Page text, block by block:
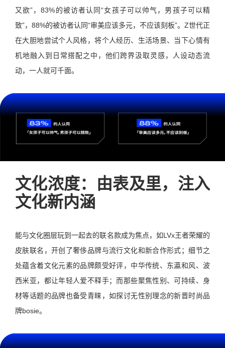
又欲”，83%的被访者认同“女孩子可以帅气，男孩子可以精
致”，88%的被访者认同“审美应该多元，不应该刻板”。Z世代正
在大胆地尝试个人风格，将个人经历、生活场景、当下心情有
机地融入到日常搭配之中，他们跨界汲取灵感，人设动态流
动，一人就可千面。
文化浓度：由表及里，注入
文化新内涵
能与文化圈层玩到一起去的联名款成为焦点，如LVx王者荣耀的
皮肤联名，开创了奢侈品牌与流行文化和新合作形式；细节之
处蕴含着文化元素的品牌颇受好评，中华传统、东瀛和风、波
西米亚，都让年轻人爱不释手；而那些聚焦性别、可持续、身
材等话题的品牌也备受青睐，如探讨无性别理念的新晋时尚品
牌bosie。